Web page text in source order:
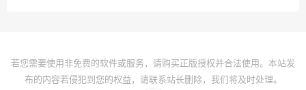
若您需要使用非免费的软件或服务，请购买正版授权并合法使用。本站发
布的内容若侵犯到您的权益，请联系站长删除，我们将及时处理。